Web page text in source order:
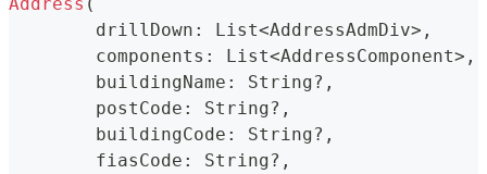
	drillDown
: List<AddressAdmDiv> ,
	components
: List<AddressComponent> ,
	buildingName
: String? ,
	postCode
: String? ,
	buildingCode
: String? ,
	fiasCode
: String? ,